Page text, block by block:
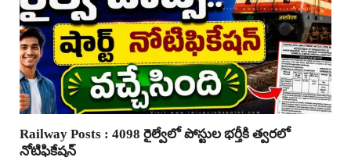
Railway Posts : 4098 రైల్వేలో పోస్టుల భర్తీకి త్వరలో
నోటిఫికేషన్